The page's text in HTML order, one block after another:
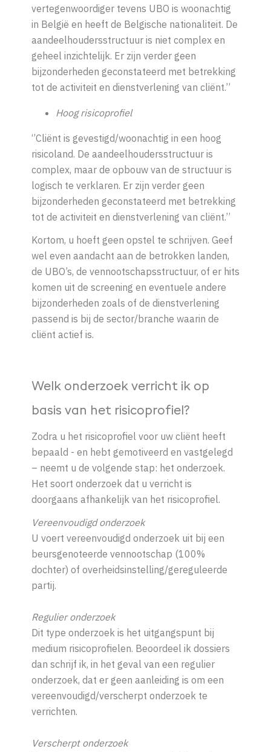
vertegenwoordiger tevens UBO is woonachtig
in België en heeft de Belgische nationaliteit. De
aandeelhoudersstructuur is niet complex en
geheel inzichtelijk. Er zijn verder geen
bijzonderheden geconstateerd met betrekking
tot de activiteit en dienstverlening van cliënt.’’
Hoog risicoprofiel
‘’Cliënt is gevestigd/woonachtig in een hoog
risicoland. De aandeelhoudersstructuur is
complex, maar de opbouw van de structuur is
logisch te verklaren. Er zijn verder geen
bijzonderheden geconstateerd met betrekking
tot de activiteit en dienstverlening van cliënt.’’
Kortom, u hoeft geen opstel te schrijven. Geef
wel even aandacht aan de betrokken landen,
de UBO’s, de vennootschapsstructuur, of er hits
komen uit de screening en eventuele andere
bijzonderheden zoals of de dienstverlening
passend is bij de sector/branche waarin de
cliënt actief is.
Welk onderzoek verricht ik op
basis van het risicoprofiel?
Zodra u het risicoprofiel voor uw cliënt heeft
bepaald - en hebt gemotiveerd en vastgelegd
– neemt u de volgende stap: het onderzoek.
Het soort onderzoek dat u verricht is
doorgaans afhankelijk van het risicoprofiel.
Vereenvoudigd onderzoek
U voert vereenvoudigd onderzoek uit bij een
beursgenoteerde vennootschap (100%
dochter) of overheidsinstelling/gereguleerde
partij.
Regulier onderzoek
Dit type onderzoek is het uitgangspunt bij
medium risicoprofielen. Beoordeel ik dossiers
dan schrijf ik, in het geval van een regulier
onderzoek, dat er geen aanleiding is om een
vereenvoudigd/verscherpt onderzoek te
verrichten.
Verscherpt onderzoek